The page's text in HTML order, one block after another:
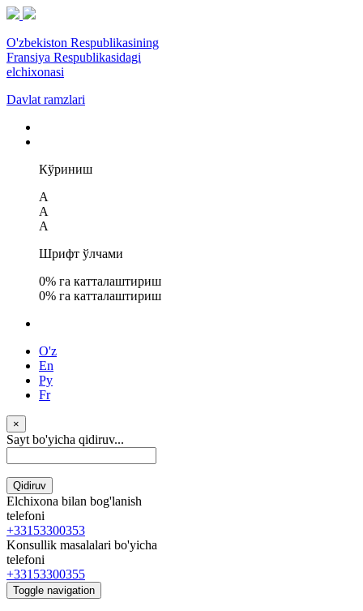
O'zbekiston Respublikasining
Fransiya Respublikasidagi
elchixonasi
Davlat ramzlari
Кўриниш
A
A
A
Шрифт ўлчами
0% га катталаштириш
0% га катталаштириш
O'z
En
Ру
Fr
×
Sayt bo'yicha qidiruv...
Qidiruv
Elchixona bilan bog'lanish
telefoni
+33153300353
Konsullik masalalari bo'yicha
telefoni
+33153300355
Toggle navigation